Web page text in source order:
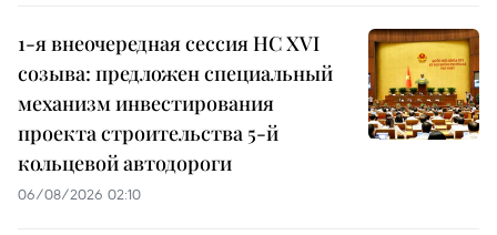
1-я внеочередная сессия НС XVI
созыва: предложен специальный
механизм инвестирования
проекта строительства 5-й
кольцевой автодороги
06/08/2026 02:10